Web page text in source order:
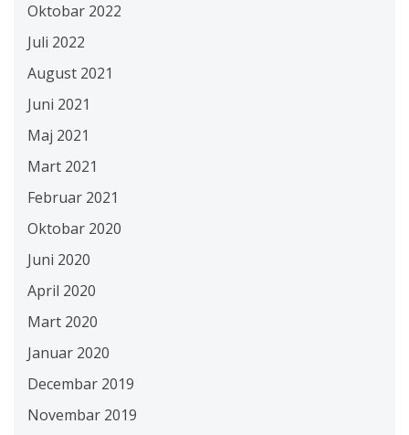
Oktobar 2022
Juli 2022
August 2021
Juni 2021
Maj 2021
Mart 2021
Februar 2021
Oktobar 2020
Juni 2020
April 2020
Mart 2020
Januar 2020
Decembar 2019
Novembar 2019